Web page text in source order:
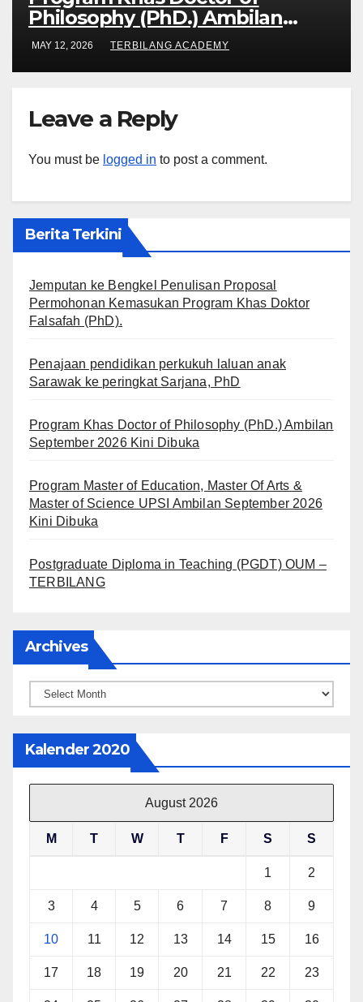
Philosophy (PhD.) Ambilan
September 2026 Kini Dibuka
MAY 12, 2026 TERBILANG ACADEMY
Leave a Reply
You must be logged in to post a comment.
Berita Terkini
Jemputan ke Bengkel Penulisan Proposal
Permohonan Kemasukan Program Khas Doktor
Falsafah (PhD).
Penajaan pendidikan perkukuh laluan anak
Sarawak ke peringkat Sarjana, PhD
Program Khas Doctor of Philosophy (PhD.) Ambilan
September 2026 Kini Dibuka
Program Master of Education, Master Of Arts &
Master of Science UPSI Ambilan September 2026
Kini Dibuka
Postgraduate Diploma in Teaching (PGDT) OUM –
TERBILANG
Archives
Archives
Kalender 2020
August 2026
M T W T F S S
1 2
3 4 5 6 7 8 9
10 11 12 13 14 15 16
17 18 19 20 21 22 23